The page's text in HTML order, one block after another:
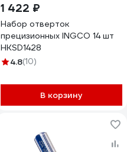
1 422 ₽
Набор отверток
прецизионных INGCO 14 шт
HKSD1428
4.8(10)
В корзину